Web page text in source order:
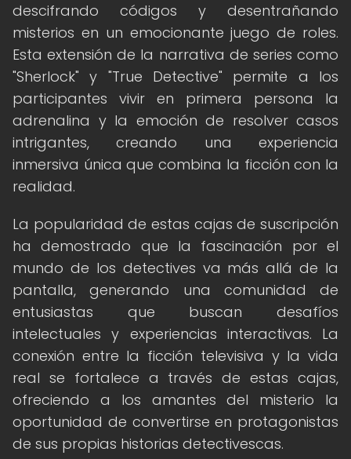
descifrando códigos y desentrañando
misterios en un emocionante juego de roles.
Esta extensión de la narrativa de series como
"Sherlock" y "True Detective" permite a los
participantes vivir en primera persona la
adrenalina y la emoción de resolver casos
intrigantes, creando una experiencia
inmersiva única que combina la ficción con la
realidad.
La popularidad de estas cajas de suscripción
ha demostrado que la fascinación por el
mundo de los detectives va más allá de la
pantalla, generando una comunidad de
entusiastas que buscan desafíos
intelectuales y experiencias interactivas. La
conexión entre la ficción televisiva y la vida
real se fortalece a través de estas cajas,
ofreciendo a los amantes del misterio la
oportunidad de convertirse en protagonistas
de sus propias historias detectivescas.